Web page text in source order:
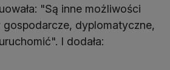
"Są inne możliwości
gospodarcze, dyplomatyczne,
I dodała: